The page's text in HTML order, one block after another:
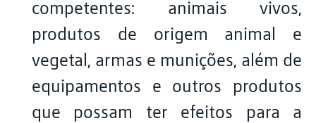
competentes: animais vivos,
produtos de origem animal e
vegetal, armas e munições, além de
equipamentos e outros produtos
que possam ter efeitos para a